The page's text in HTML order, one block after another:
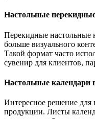
Настольные
Перекидные настольные
больше визуального
Такой формат часто
сувенир для клиентов,
Настольные календари
Интересное решение для
продукции. Листы